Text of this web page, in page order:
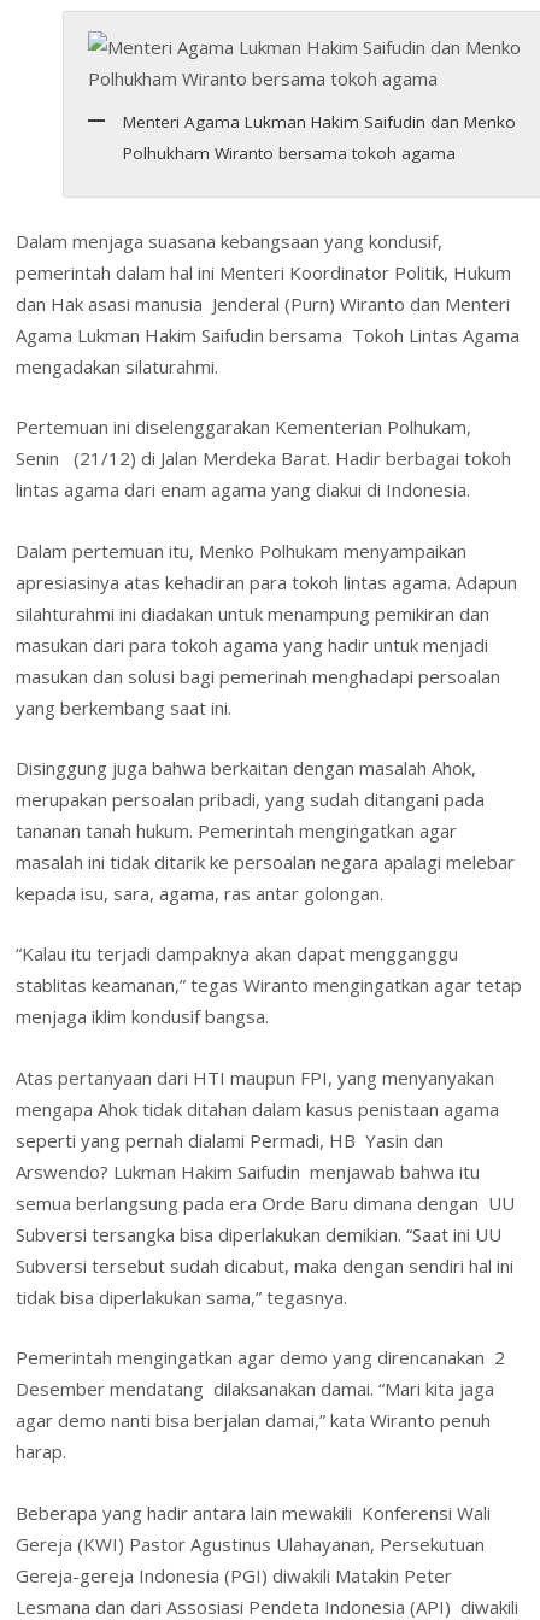
b
o
o
k
er e
dI
n
e
st
s
A
p
p
l o
o
M
l
ai t tF
ri
e
n
dl
y
ar
e
Menteri Agama Lukman Hakim Saifudin dan Menko
Polhukham Wiranto bersama tokoh agama
Dalam menjaga suasana kebangsaan yang kondusif,
pemerintah dalam hal ini Menteri Koordinator Politik, Hukum
dan Hak asasi manusia Jenderal (Purn) Wiranto dan Menteri
Agama Lukman Hakim Saifudin bersama Tokoh Lintas Agama
mengadakan silaturahmi.
Pertemuan ini diselenggarakan Kementerian Polhukam,
Senin (21/12) di Jalan Merdeka Barat. Hadir berbagai tokoh
lintas agama dari enam agama yang diakui di Indonesia.
Dalam pertemuan itu, Menko Polhukam menyampaikan
apresiasinya atas kehadiran para tokoh lintas agama. Adapun
silahturahmi ini diadakan untuk menampung pemikiran dan
masukan dari para tokoh agama yang hadir untuk menjadi
masukan dan solusi bagi pemerinah menghadapi persoalan
yang berkembang saat ini.
Disinggung juga bahwa berkaitan dengan masalah Ahok,
merupakan persoalan pribadi, yang sudah ditangani pada
tananan tanah hukum. Pemerintah mengingatkan agar
masalah ini tidak ditarik ke persoalan negara apalagi melebar
kepada isu, sara, agama, ras antar golongan.
“Kalau itu terjadi dampaknya akan dapat mengganggu
stablitas keamanan,” tegas Wiranto mengingatkan agar tetap
menjaga iklim kondusif bangsa.
Atas pertanyaan dari HTI maupun FPI, yang menyanyakan
mengapa Ahok tidak ditahan dalam kasus penistaan agama
seperti yang pernah dialami Permadi, HB Yasin dan
Arswendo? Lukman Hakim Saifudin menjawab bahwa itu
semua berlangsung pada era Orde Baru dimana dengan UU
Subversi tersangka bisa diperlakukan demikian. “Saat ini UU
Subversi tersebut sudah dicabut, maka dengan sendiri hal ini
tidak bisa diperlakukan sama,” tegasnya.
Pemerintah mengingatkan agar demo yang direncanakan 2
Desember mendatang dilaksanakan damai. “Mari kita jaga
agar demo nanti bisa berjalan damai,” kata Wiranto penuh
harap.
Beberapa yang hadir antara lain mewakili Konferensi Wali
Gereja (KWI) Pastor Agustinus Ulahayanan, Persekutuan
Gereja-gereja Indonesia (PGI) diwakili Matakin Peter
Lesmana dan dari Assosiasi Pendeta Indonesia (API) diwakili